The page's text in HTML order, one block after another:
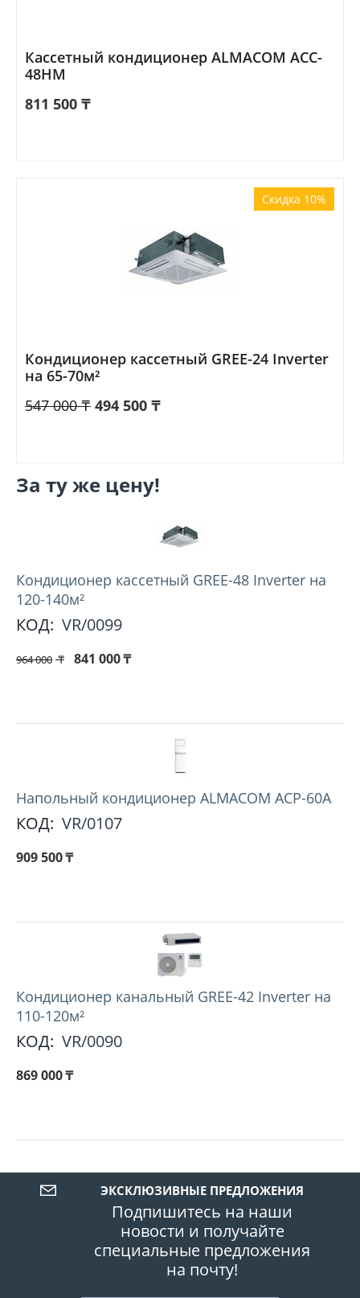
Кассетный кондиционер ALMACOM ACC-
48HM
811 500 ₸
Скидка 10%
Кондиционер кассетный GREE-24 Inverter
на 65-70м²
547 000 ₸ 494 500 ₸
За ту же цену!
Кондиционер кассетный GREE-48 Inverter на
120-140м²
КОД: VR/0099
964 000 ₸ 841 000₸
Напольный кондиционер ALMACOM ACP-60A
КОД: VR/0107
909 500₸
Кондиционер канальный GREE-42 Inverter на
110-120м²
КОД: VR/0090
869 000₸
ЭКСКЛЮЗИВНЫЕ ПРЕДЛОЖЕНИЯ
Подпишитесь на наши
новости и получайте
специальные предложения
на почту!